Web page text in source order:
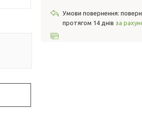
протягом 14 днів за